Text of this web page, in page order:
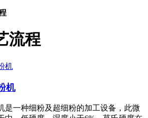
流程
机
是一种细粉及超细粉的加工设备，此微